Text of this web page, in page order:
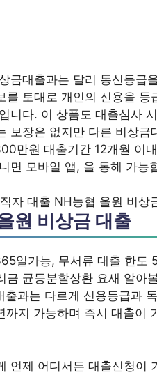
금대출과는 달리 통신등급
를 토대로 개인의 신용을
니다. 이 상품도 대출심사
보장은 없지만 다른 비상
만원 대출기간 12개월 이
면 모바일 앱, 을 통해 가능
자 대출 NH농협 올원 비상
원 비상금 대출
일가능, 무서류 대출 한
균등분할상환 요새 알아
과는 다르게 신용등급과
지 가능하며 즉시 대출이
언제 어디서든 대출신청이